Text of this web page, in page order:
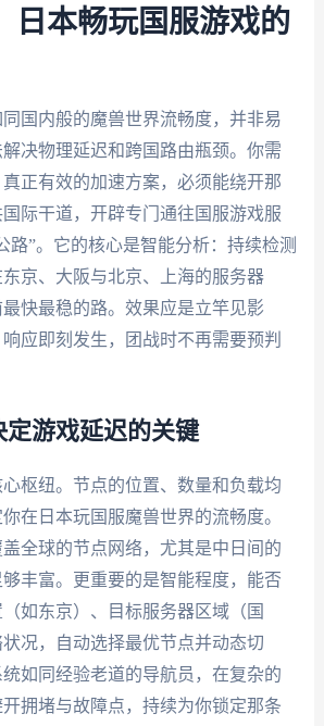
日本畅玩国服游戏的
国内般的魔兽世界流畅度，并非易
决物理延迟和跨国路由瓶颈。你需
正有效的加速方案，必须能绕开那
际干道，开辟专门通往国服游戏服
路”。它的核心是智能分析：持续检测
京、大阪与北京、上海的服务器
快最稳的路。效果应是立竿见影
应即刻发生，团战时不再需要预判
定游戏延迟的关键
枢纽。节点的位置、数量和负载均
在日本玩国服魔兽世界的流畅度。
全球的节点网络，尤其是中日间的
丰富。更重要的是智能程度，能否
如东京）、目标服务器区域（国
况，自动选择最优节点并动态切
如同经验老道的导航员，在复杂的
拥堵与故障点，持续为你锁定那条